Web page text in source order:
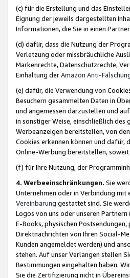
(c) für die Erstellung und das
Eignung der jeweils dargestellten
Informationen, die Sie in einen
(d) dafür, dass die Nutzung der
Verletzung oder missbräuchliche
Markenrechte, Datenschutzrechte,
Einhaltung derAmazon Anti-
(e) dafür, die Verwendung von
Besuchern gesammelten Daten in
und angemessen darzustellen und
in sonstiger Weise, einschließlich
Werbeanzeigen bereitstellen, von
Cookies erkennen können und dafür,
Online-Werbung bereitstellen,
(f) für Ihre Nutzung, der
4. Werbeeinschränkungen. Sie
Unternehmen oder in Verbindung
Vereinbarung gestattet sind. Sie
Logos von uns oder unseren
E-Books, physischen
Direktnachrichten von Ihren Social-
Kunden angemeldet werden) und
stehen. Auf unser Verlangen stellen
Bestimmungen eingehalten haben.
Sie die Zertifizierung nicht in